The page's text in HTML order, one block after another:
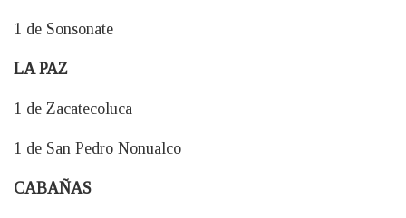
1 de Sonsonate
LA PAZ
1 de Zacatecoluca
1 de San Pedro Nonualco
CABAÑAS